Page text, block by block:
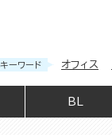
ーワード オフィス
BL